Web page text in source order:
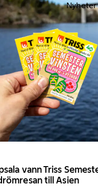
Nyheter
vann Triss
till Asien